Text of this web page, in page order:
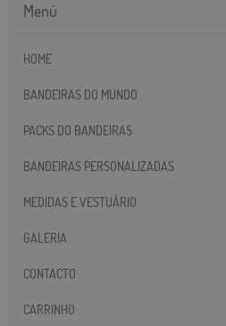
Menú
HOME
BANDEIRAS DO MUNDO
PACKS DO BANDEIRAS
BANDEIRAS PERSONALIZADAS
MEDIDAS E VESTUÁRIO
GALERIA
CONTACTO
CARRINHO